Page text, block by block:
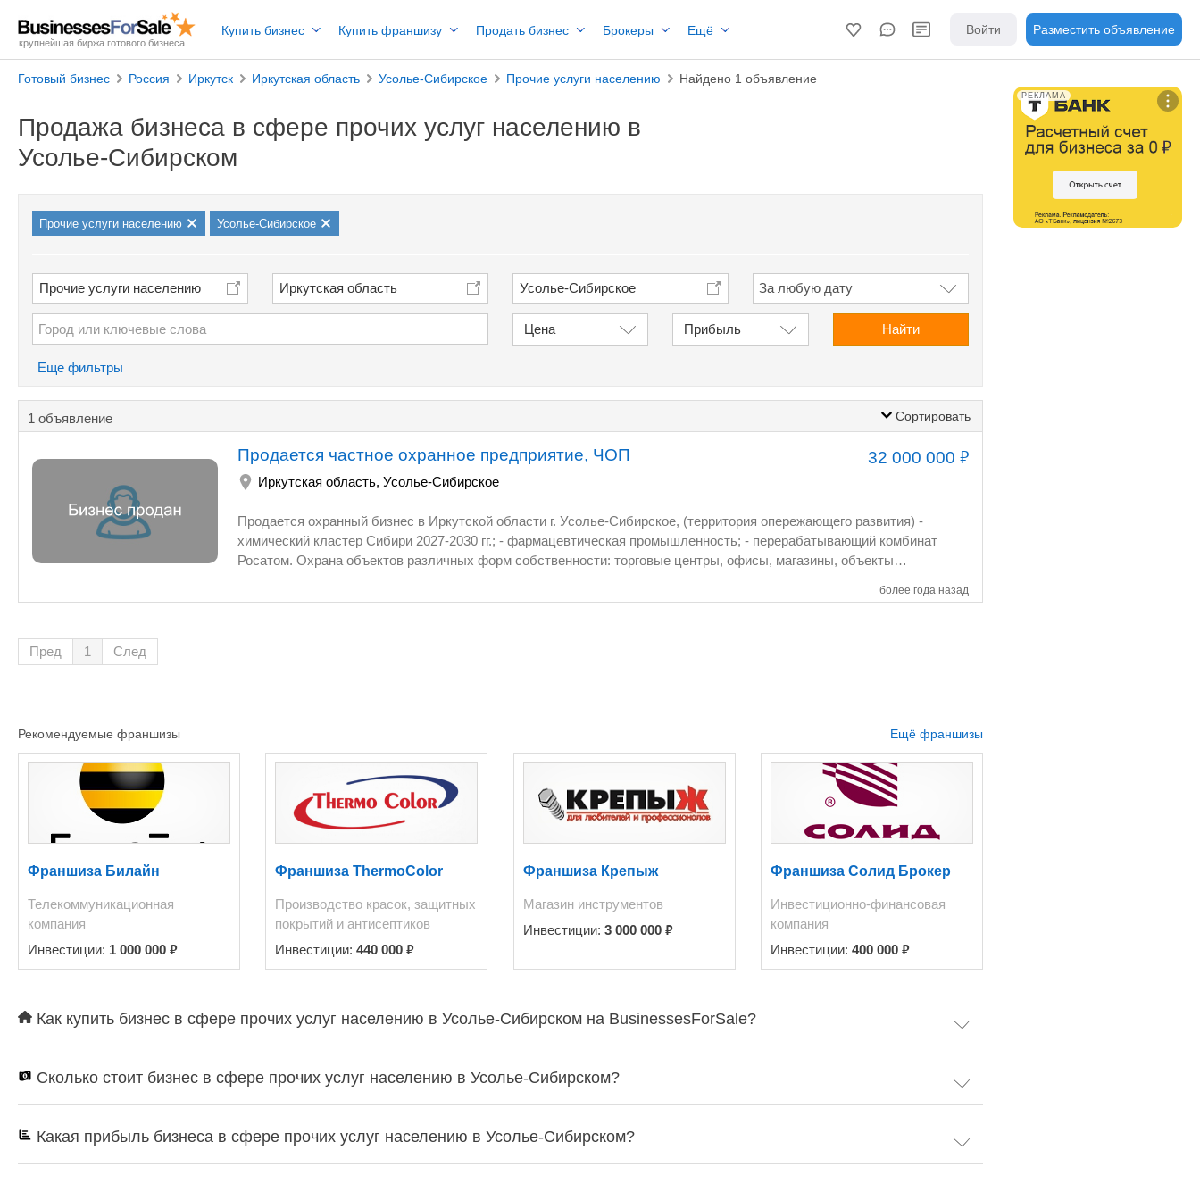
крупнейшая биржа готового бизнеса
Купить бизнес Купить франшизу Продать бизнес Брокеры Ещё Войти Разместить объявление
Готовый бизнес Россия Иркутск Иркутская область Усолье-Сибирское Прочие услуги населению Найдено 1 объявление
Продажа бизнеса в сфере прочих услуг населению в
Усолье-Сибирском
Прочие услуги населению Усолье-Сибирское
Прочие услуги населению Иркутская область Усолье-Сибирское
Цена Прибыль Найти
Еще фильтры
1 объявление Сортировать
32 000 000₽
более года назад
Продается частное охранное предприятие, ЧОП
Иркутская область, Усолье-Сибирское
Продается охранный бизнес в Иркутской области г. Усолье-Сибирское, (территория опережающего развития) -
химический кластер Сибири 2027-2030 гг.; - фармацевтическая промышленность; - перерабатывающий комбинат
Росатом. Охрана объектов различных форм собственности: торговые центры, офисы, магазины, объекты
охранных услуг 20 лет. В собственности три объекта недвижимости в центре города: офис, пульт,
Пред
1 След
Ещё франшизы
Рекомендуемые франшизы
Франшиза Билайн
Телекоммуникационная
компания
Инвестиции: 1 000 000 ₽
Франшиза ThermoColor
Производство красок, защитных
покрытий и антисептиков
Инвестиции:440 000₽
Франшиза Крепыж
Магазин инструментов
Инвестиции: 3 000 000 ₽
Франшиза Солид Брокер
Инвестиционно-финансовая
компания
Инвестиции:400 000₽
Как купить бизнес в сфере прочих услуг населению в Усолье-Сибирском на BusinessesForSale?
Сколько стоит бизнес в сфере прочих услуг населению в Усолье-Сибирском?
Какая прибыль бизнеса в сфере прочих услуг населению в Усолье-Сибирском?
РЕКЛАМА